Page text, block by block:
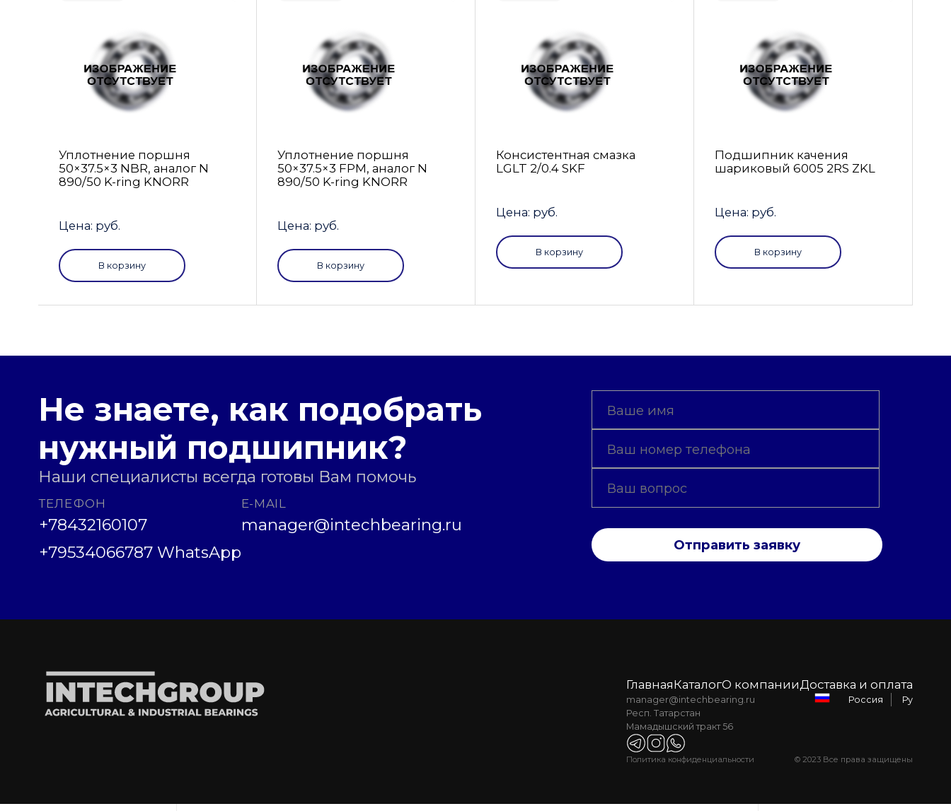
Уплотнение поршня
50×37.5×3 NBR, аналог N
890/50 K-ring KNORR
Цена: руб.
В корзину
Уплотнение поршня
50×37.5×3 FРM, аналог N
890/50 K-ring KNORR
Цена: руб.
В корзину
Консистентная смазка
LGLT 2/0.4 SKF
Цена: руб.
В корзину
Подшипник качения
шариковый 6005 2RS ZKL
Цена: руб.
В корзину
Не знаете, как подобрать
нужный подшипник?
Наши специалисты всегда готовы Вам помочь
ТЕЛЕФОН
+78432160107
+79534066787 WhatsApp
E-MAIL
manager@intechbearing.ru
Отправить заявку
ГлавнаяКаталогО компанииДоставка и оплата
manager@intechbearing.ru
Респ. Татарстан
Мамадышский тракт 56
Россия Ру
Политика конфиденциальности © 2023 Все права защищены